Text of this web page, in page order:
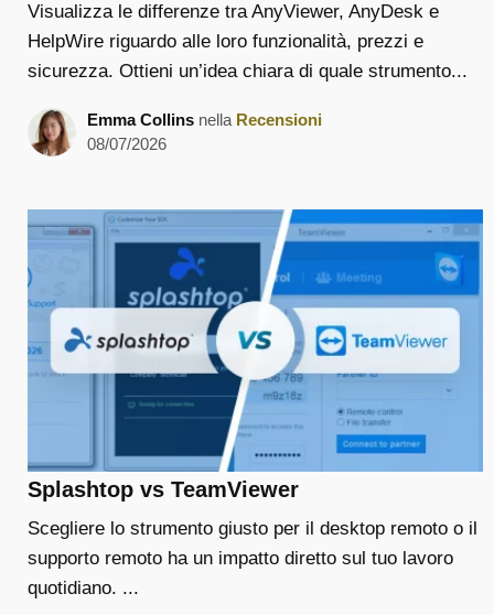
Visualizza le differenze tra AnyViewer, AnyDesk e
HelpWire riguardo alle loro funzionalità, prezzi e
sicurezza. Ottieni un’idea chiara di quale strumento...
Emma Collins nella Recensioni
08/07/2026
Splashtop vs TeamViewer
Scegliere lo strumento giusto per il desktop remoto o il
supporto remoto ha un impatto diretto sul tuo lavoro
quotidiano. ...